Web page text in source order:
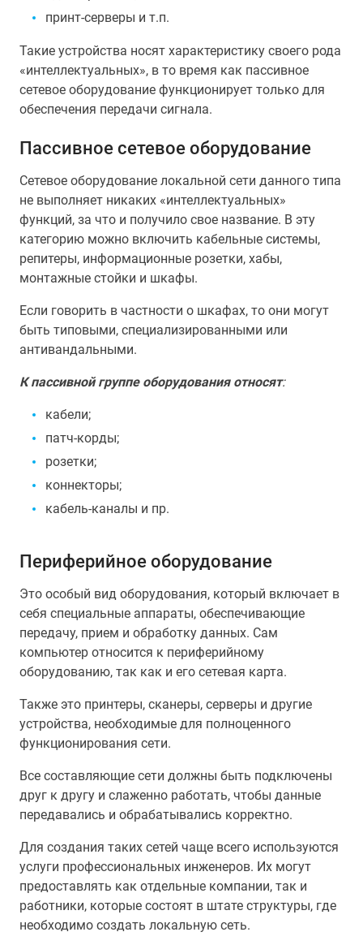
принт-серверы и т.п.
Такие устройства носят характеристику своего рода
«интеллектуальных», в то время как пассивное
сетевое оборудование функционирует только для
обеспечения передачи сигнала.
Пассивное сетевое оборудование
Сетевое оборудование локальной сети данного типа
не выполняет никаких «интеллектуальных»
функций, за что и получило свое название. В эту
категорию можно включить кабельные системы,
репитеры, информационные розетки, хабы,
монтажные стойки и шкафы.
Если говорить в частности о шкафах, то они могут
быть типовыми, специализированными или
антивандальными.
К пассивной группе оборудования относят:
кабели;
патч-корды;
розетки;
коннекторы;
кабель-каналы и пр.
Периферийное оборудование
Это особый вид оборудования, который включает в
себя специальные аппараты, обеспечивающие
передачу, прием и обработку данных. Сам
компьютер относится к периферийному
оборудованию, так как и его сетевая карта.
Также это принтеры, сканеры, серверы и другие
устройства, необходимые для полноценного
функционирования сети.
Все составляющие сети должны быть подключены
друг к другу и слаженно работать, чтобы данные
передавались и обрабатывались корректно.
Для создания таких сетей чаще всего используются
услуги профессиональных инженеров. Их могут
предоставлять как отдельные компании, так и
работники, которые состоят в штате структуры, где
необходимо создать локальную сеть.